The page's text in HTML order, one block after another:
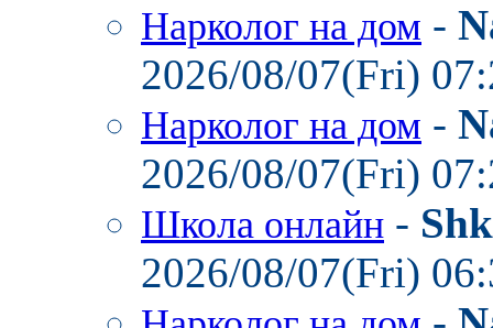
Нарколог на дом -
2026/08/07(Fri)
Нарколог на дом -
2026/08/07(Fri)
Школа онлайн -
2026/08/07(Fri)